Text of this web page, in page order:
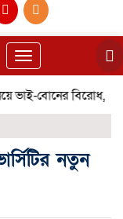
Toggle
navigation
বোনের বিরোধ, হুমকির
নতুন